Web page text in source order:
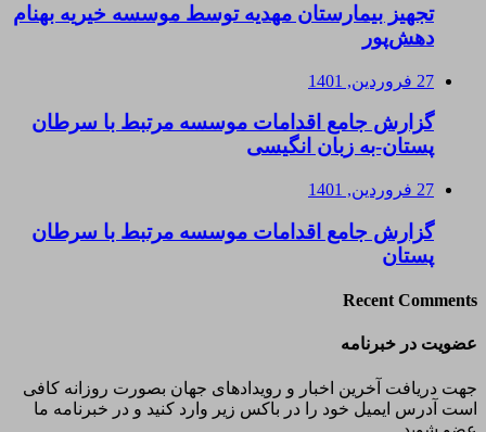
تجهیز بیمارستان مهدیه توسط موسسه خیریه بهنام
دهش‌پور
27 فروردین, 1401
گزارش جامع اقدامات موسسه مرتبط با سرطان
پستان-به زبان انگیسی
27 فروردین, 1401
گزارش جامع اقدامات موسسه مرتبط با سرطان
پستان
Recent Comments
عضویت در خبرنامه
جهت دریافت آخرین اخبار و رویدادهای جهان بصورت روزانه کافی
است آدرس ایمیل خود را در باکس زیر وارد کنید و در خبرنامه ما